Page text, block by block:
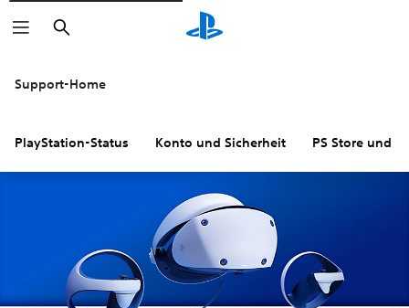
Suchen
Support-Home
PlayStation-Status Konto und Sicherheit PS Store und